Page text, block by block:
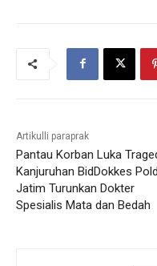
Artikulli paraprak
Pantau Korban Luka
Kanjuruhan BidDokkes
Jatim Turunkan Dokter
Spesialis Mata dan Bedah